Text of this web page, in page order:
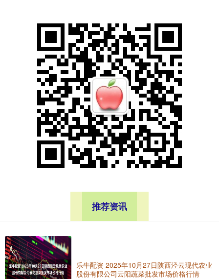
推荐资讯
乐牛配资 2025年10月27日陕西泾云现代农业
股份有限公司云阳蔬菜批发市场价格行情